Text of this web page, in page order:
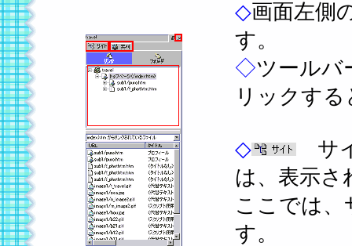
◇画面左側
す。
◇ツールバ
リックす
◇
サ
は、表示さ
ここでは
す。